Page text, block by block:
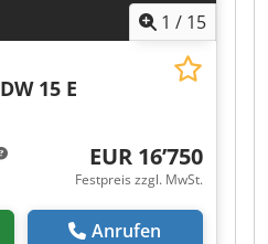
1 / 15
DW 15 E
EUR 16’750
Festpreis zzgl. MwSt.
Anrufen